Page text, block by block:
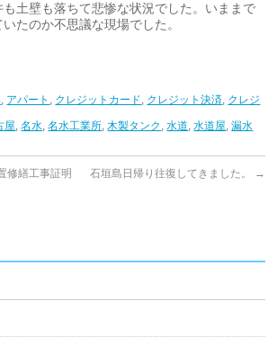
土壁も落ちて悲惨な状況でした。いままで
たのか不思議な現場でした。
, アパート , クレジットカード, クレジット決済, クレジ
屋,名水,名水工業所,木製タンク ,水道,水道屋,漏水
修繕工事証明
石垣島日帰り往復してきました。 →